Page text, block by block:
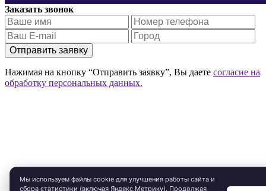
Мы используем файлы cookie для улучшения работы сайта и
сбора статистики (включая Яндекс.Метрику). Продолжая
Заказать звонок
Отправить заявку
Нажимая на кнопку “Отправить заявку”, Вы даете согласие на
обработку персональных данных.